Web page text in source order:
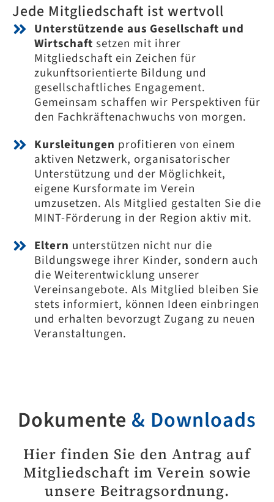
Jede Mitgliedschaft ist wertvoll
Unterstützende aus Gesellschaft und
Wirtschaft setzen mit ihrer
Mitgliedschaft ein Zeichen für
zukunftsorientierte Bildung und
gesellschaftliches Engagement.
Gemeinsam schaffen wir Perspektiven für
den Fachkräftenachwuchs von morgen.
Kursleitungen profitieren von einem
aktiven Netzwerk, organisatorischer
Unterstützung und der Möglichkeit,
eigene Kursformate im Verein
umzusetzen. Als Mitglied gestalten Sie die
MINT-Förderung in der Region aktiv mit.
Eltern unterstützen nicht nur die
Bildungswege ihrer Kinder, sondern auch
die Weiterentwicklung unserer
Vereinsangebote. Als Mitglied bleiben Sie
stets informiert, können Ideen einbringen
und erhalten bevorzugt Zugang zu neuen
Veranstaltungen.
Dokumente & Downloads
Hier finden Sie den Antrag auf
Mitgliedschaft im Verein sowie
unsere Beitragsordnung.